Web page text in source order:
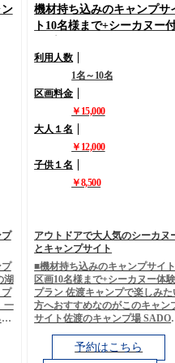
す！ ■宿泊エリアについて キャン
プエリアはテント泊となります
テントはTIPIテントorドームテ
となり、食材は牛肉、豚肉、鶏
肉、焼きそば、豆腐などありま
ンク、バナナ、ヨーグルトです
■ご利用方法と注意事項 BBQの
おこしは当社のスタッフが行い
すのでご安心ください。
プ
湖
一
機材持ち込みのキャンプサ
ト10名様まで+シーカヌー
利用人数
1名～10名
区画料金
￥15,000
大人１名
￥12,000
子供１名
￥8,500
アウトドアで大人気のシーカヌ
とキャンプサイト
■機材持ち込みのキャンプサイ
区画10名様まで+シーカヌー体
プラン 佐渡キャンプで楽しみた
方へおすすめなのがこのキャン
サイト佐渡のキャンプ場 SADO
ト 自然の中で気兼ねなく、思い
いのキャンプを満喫できるキャ
予約はこちら